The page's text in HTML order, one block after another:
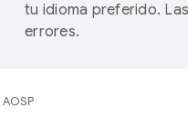
tu idioma preferido.
errores.
AOSP